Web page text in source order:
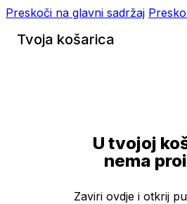
Preskoči na glavni sadržaj
Tvoja košarica
U tvojoj
nema
Zaviri ovdje i otkrij